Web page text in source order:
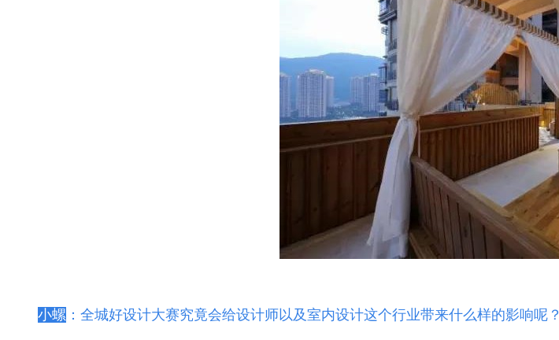
小螺 ： 全城好设计大赛究竟会给设计师以及室内设计这个行业带来什么样的影响呢？